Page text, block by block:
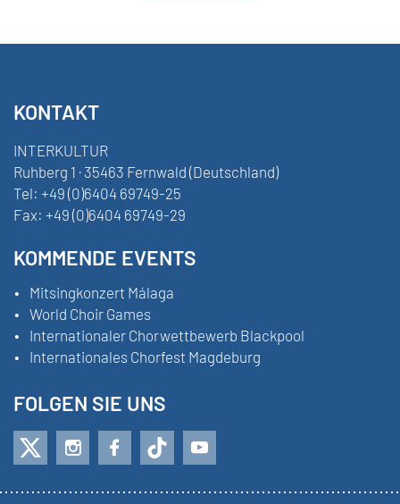
KONTAKT
INTERKULTUR
Ruhberg 1 · 35463 Fernwald (Deutschland)
Tel: +49 (0)6404 69749-25
Fax: +49 (0)6404 69749-29
KOMMENDE EVENTS
Mitsingkonzert Málaga
World Choir Games
Internationaler Chorwettbewerb Blackpool
Internationales Chorfest Magdeburg
FOLGEN SIE UNS